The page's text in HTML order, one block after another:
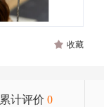
收藏
累计评价 0